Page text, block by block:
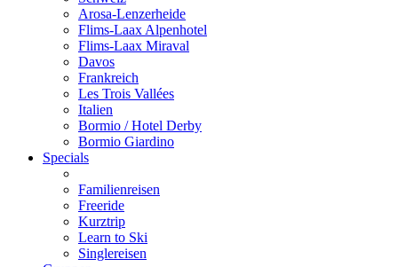
Arosa-Lenzerheide
Flims-Laax Alpenhotel
Flims-Laax Miraval
Davos
Frankreich
Les Trois Vallées
Italien
Bormio / Hotel Derby
Bormio Giardino
Specials
Familienreisen
Freeride
Kurztrip
Learn to Ski
Singlereisen